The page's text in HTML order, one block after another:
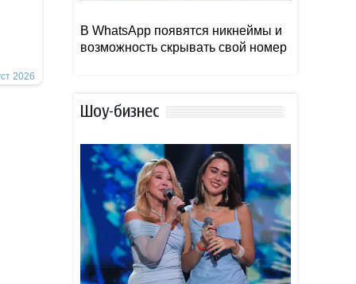
2026
В WhatsApp появятся никнеймы и
возможность скрывать свой номер
Шоу-бизнес